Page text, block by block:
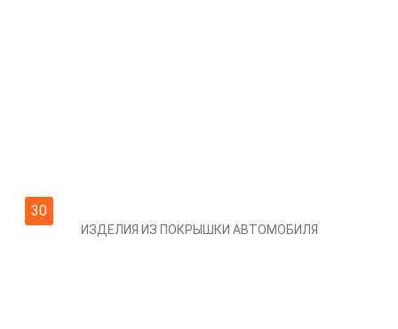
30
ИЗДЕЛИЯ ИЗ ПОКРЫШКИ АВТОМОБИЛЯ